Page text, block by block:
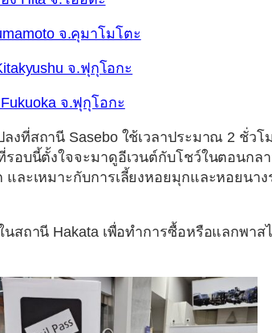
จ.คุมาโมโตะ
จ.ฟุกุโอกะ
จ.ฟุกุโอกะ
งที่สถานี Sasebo ใช้เวลาประมาณ 2 ชั่วโ
อบนี้ตั้งใจจะมาดูอีเวนต์กับโชว์ในตอนกลา
ละเหมาะกับการเลี้ยงหอยมุกและหอยนาง
สถานี Hakata เพื่อทำการซื้อหรือแลกพาส